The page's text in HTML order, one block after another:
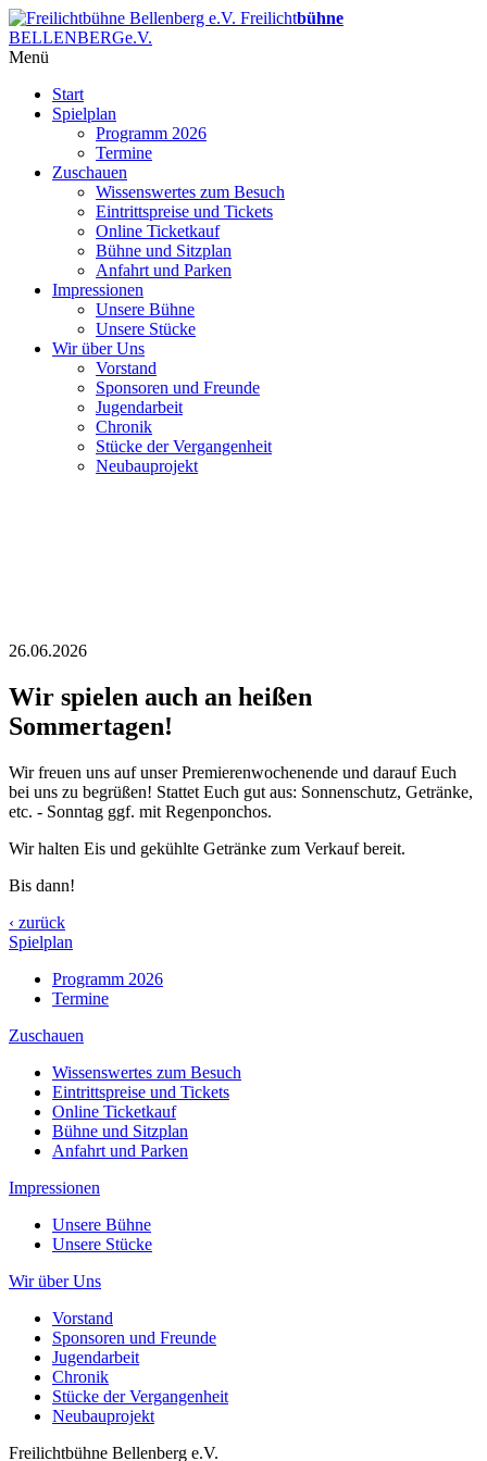
Freilichtbühne
BELLENBERGe.V.
Menü
Start
Spielplan
Programm 2026
Termine
Zuschauen
Wissenswertes zum Besuch
Eintrittspreise und Tickets
Online Ticketkauf
Bühne und Sitzplan
Anfahrt und Parken
Impressionen
Unsere Bühne
Unsere Stücke
Wir über Uns
Vorstand
Sponsoren und Freunde
Jugendarbeit
Chronik
Stücke der Vergangenheit
Neubauprojekt
26.06.2026
Wir spielen auch an heißen
Sommertagen!
Wir freuen uns auf unser Premierenwochenende und darauf Euch
bei uns zu begrüßen! Stattet Euch gut aus: Sonnenschutz, Getränke,
etc. - Sonntag ggf. mit Regenponchos.
Wir halten Eis und gekühlte Getränke zum Verkauf bereit.
Bis dann!
‹ zurück
Spielplan
Programm 2026
Termine
Zuschauen
Wissenswertes zum Besuch
Eintrittspreise und Tickets
Online Ticketkauf
Bühne und Sitzplan
Anfahrt und Parken
Impressionen
Unsere Bühne
Unsere Stücke
Wir über Uns
Vorstand
Sponsoren und Freunde
Jugendarbeit
Chronik
Stücke der Vergangenheit
Neubauprojekt
Freilichtbühne Bellenberg e.V.